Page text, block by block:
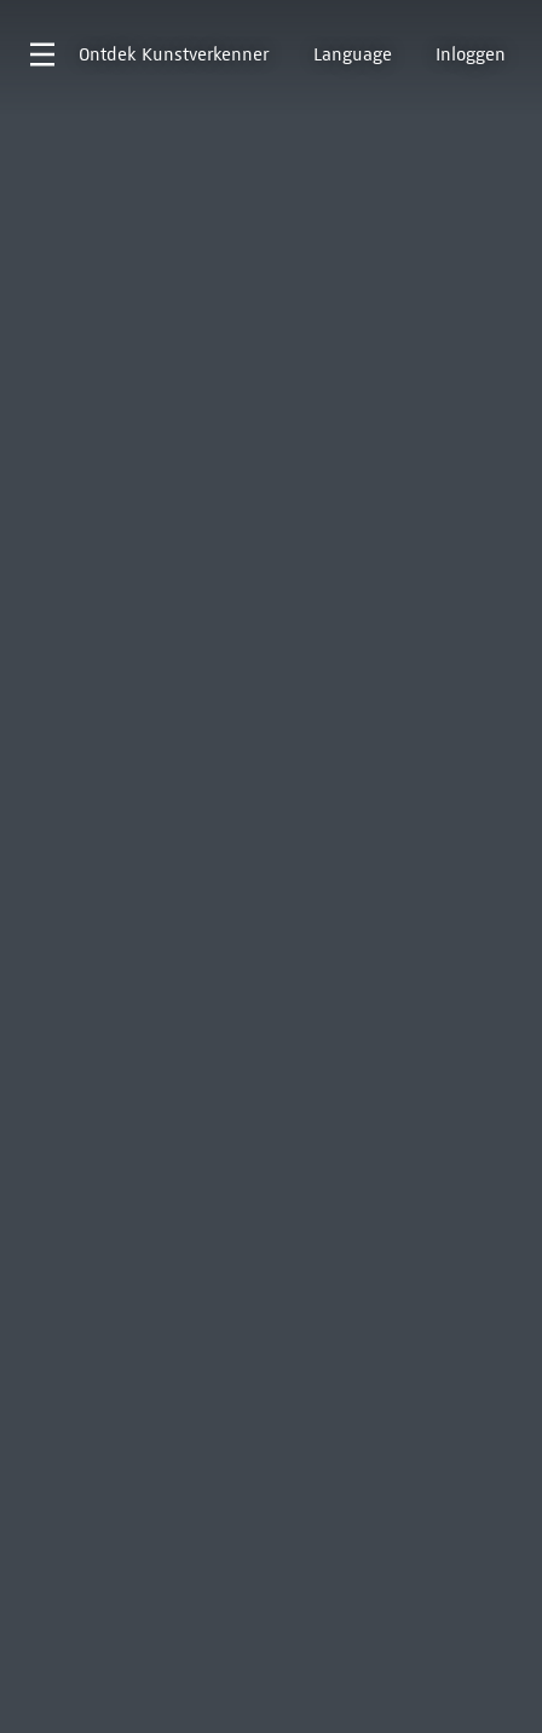
Ontdek Kunstverkenner Language Inloggen